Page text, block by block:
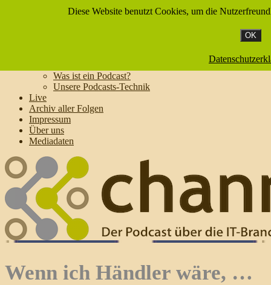
Was ist ein Podcast?
Unsere Podcasts-Technik
Live
Archiv aller Folgen
Impressum
Über uns
Mediadaten
Wenn ich Händler wäre, …
Diese Website benutzt Cookies, um die
OK